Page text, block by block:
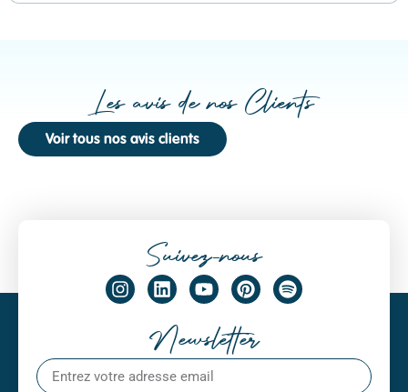
Les avis de nos Clients
Voir tous nos avis clients
Suivez-nous
Newsletter